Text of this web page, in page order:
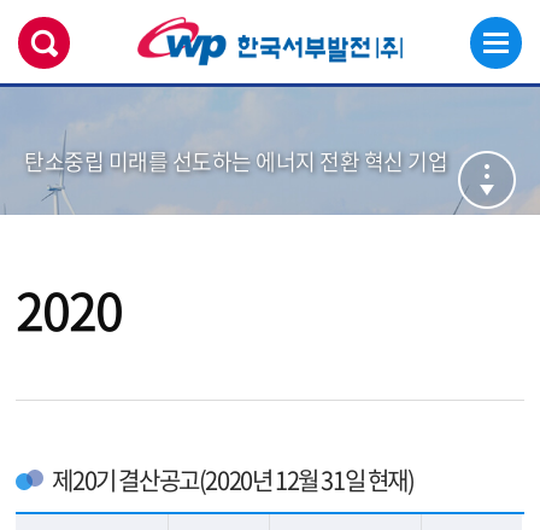
탄소중립 미래를 선도하는 에너지 전환 혁신 기업
2020
제20기 결산공고(2020년 12월 31일 현재)